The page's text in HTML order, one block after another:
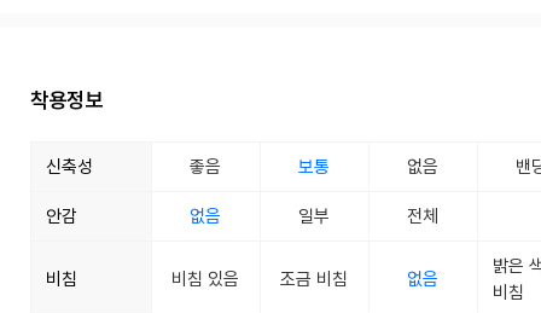
착용정보
신축성 좋음 보통 없음 밴
안감 없음 일부 전체
비침 비침 있음 조금 비침 없음
밝은
비침